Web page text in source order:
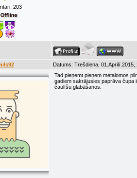
203
Datums: Trešdiena,
Tad pieņemt pieņem metalomos
gadiem sakrājusies paprāva čupa
čaulīšu glabāšanos.